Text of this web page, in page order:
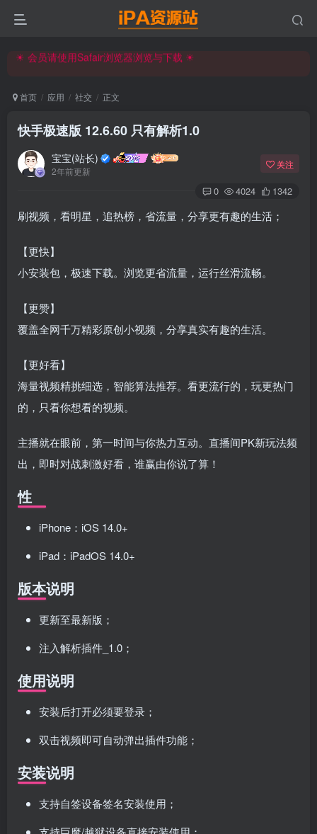
iPA资源站官方唯一客服微信:15504815558
iPA资源站官方唯一客服微信:15504815558
首页 应用 社交 正文
快手极速版 12.6.60 只有解析1.0
宝宝(站长)
2年前更新
关注
0 4024 1342
刷视频，看明星，追热榜，省流量，分享更有趣的生活；
【更快】
小安装包，极速下载。浏览更省流量，运行丝滑流畅。
【更赞】
覆盖全网千万精彩原创小视频，分享真实有趣的生活。
【更好看】
海量视频精挑细选，智能算法推荐。看更流行的，玩更热门
的，只看你想看的视频。
主播就在眼前，第一时间与你热力互动。直播间PK新玩法频
出，即时对战刺激好看，谁赢由你说了算！
性
iPhone：iOS 14.0+
iPad：iPadOS 14.0+
版本说明
更新至最新版；
注入解析插件_1.0；
使用说明
安装后打开必须要登录；
双击视频即可自动弹出插件功能；
安装说明
支持自签设备签名安装使用；